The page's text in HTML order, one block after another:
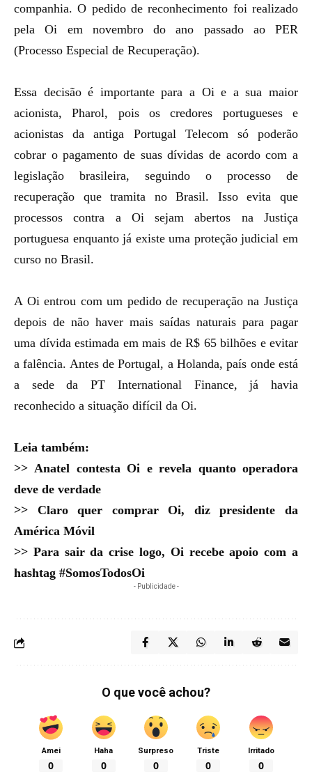
companhia. O pedido de reconhecimento foi realizado
pela Oi em novembro do ano passado ao PER
(Processo Especial de Recuperação).
Essa decisão é importante para a Oi e a sua maior
acionista, Pharol, pois os credores portugueses e
acionistas da antiga Portugal Telecom só poderão
cobrar o pagamento de suas dívidas de acordo com a
legislação brasileira, seguindo o processo de
recuperação que tramita no Brasil. Isso evita que
processos contra a Oi sejam abertos na Justiça
portuguesa enquanto já existe uma proteção judicial em
curso no Brasil.
A Oi entrou com um pedido de recuperação na Justiça
depois de não haver mais saídas naturais para pagar
uma dívida estimada em mais de R$ 65 bilhões e evitar
a falência. Antes de Portugal, a Holanda, país onde está
a sede da PT International Finance, já havia
reconhecido a situação difícil da Oi.
Leia também:
>>Anatel contesta Oi e revela quanto operadora
deve de verdade
>> Claro quer comprar Oi, diz presidente da
América Móvil
>> Para sair da crise logo, Oi recebe apoio com a
hashtag #SomosTodosOi
- Publicidade -
O que você achou?
Amei
0
Haha
0
Surpreso
0
Triste
0
Irritado
0